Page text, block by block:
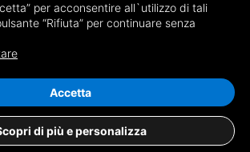
Attici e mansarde
2 Montecalvo in Foglia
per acconsentire all`utilizzo di tali
“Rifiuta” per continuare senza
di più e personalizza
Accetta